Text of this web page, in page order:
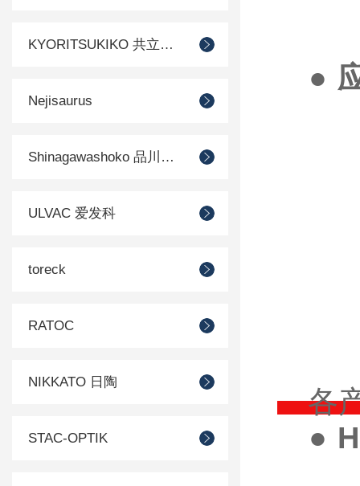
KYORITSUKIKO 共立机巧
Nejisaurus
Shinagawashoko 品川商工
ULVAC 爱发科
toreck
RATOC
NIKKATO 日陶
STAC-OPTIK
●
各产
●